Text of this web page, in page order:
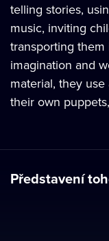
telling stories,
music, inviting
transporting
imagination and
material, they use
their own
Představení